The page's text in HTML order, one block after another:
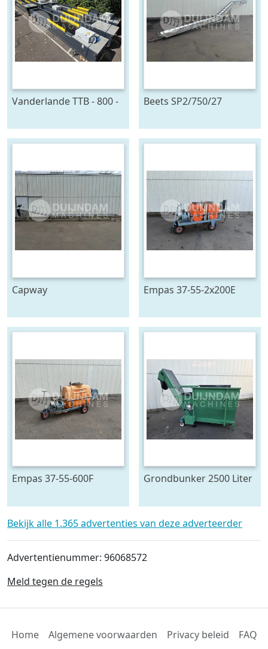
Vanderlande TTB - 800 -
telescoopband 4 delig,
2400 x 80 cm
Beets SP2/750/27
Capway
cm x 65 cm
Empas 37-55-2x200E
geveerde haspel
Empas 37-55-600F
Grondbunker 2500 Liter
Bekijk alle 1.365 advertenties van deze adverteerder
Advertentienummer: 96068572
Meld tegen de regels
Home Algemene voorwaarden Privacy beleid FAQ